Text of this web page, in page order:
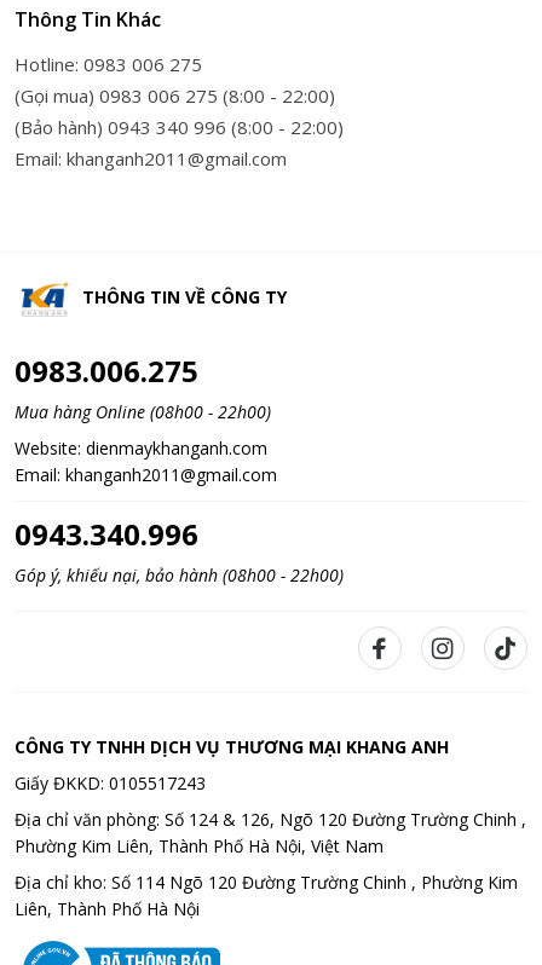
Thông Tin Khác
Hotline: 0983 006 275
(Gọi mua) 0983 006 275 (8:00 - 22:00)
(Bảo hành) 0943 340 996 (8:00 - 22:00)
Email: khanganh2011@gmail.com
THÔNG TIN VỀ CÔNG TY
0983.006.275
Mua hàng Online (08h00 - 22h00)
Website: dienmaykhanganh.com
Email: khanganh2011@gmail.com
0943.340.996
Góp ý, khiếu nại, bảo hành (08h00 - 22h00)
CÔNG TY TNHH DỊCH VỤ THƯƠNG MẠI KHANG ANH
Giấy ĐKKD: 0105517243
Địa chỉ văn phòng: Số 124 & 126, Ngõ 120 Đường Trường Chinh ,
Phường Kim Liên, Thành Phố Hà Nội, Việt Nam
Địa chỉ kho: Số 114 Ngõ 120 Đường Trường Chinh , Phường Kim
Liên, Thành Phố Hà Nội